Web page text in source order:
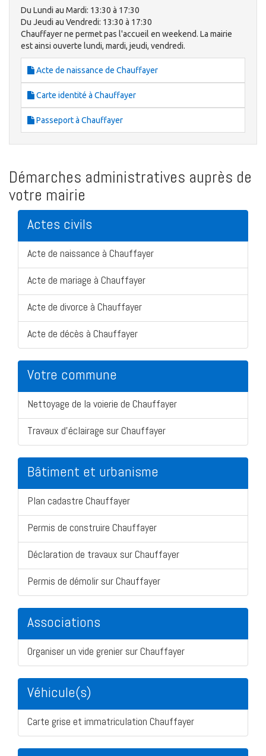
Du Lundi au Mardi: 13:30 à 17:30
Du Jeudi au Vendredi: 13:30 à 17:30
Chauffayer ne permet pas l'accueil en weekend. La mairie
est ainsi ouverte lundi, mardi, jeudi, vendredi.
Acte de naissance de Chauffayer
Carte identité à Chauffayer
Passeport à Chauffayer
Démarches administratives auprès de
votre mairie
Actes civils
Acte de naissance à Chauffayer
Acte de mariage à Chauffayer
Acte de divorce à Chauffayer
Acte de décès à Chauffayer
Votre commune
Nettoyage de la voierie de Chauffayer
Travaux d'éclairage sur Chauffayer
Bâtiment et urbanisme
Plan cadastre Chauffayer
Permis de construire Chauffayer
Déclaration de travaux sur Chauffayer
Permis de démolir sur Chauffayer
Associations
Organiser un vide grenier sur Chauffayer
Véhicule(s)
Carte grise et immatriculation Chauffayer